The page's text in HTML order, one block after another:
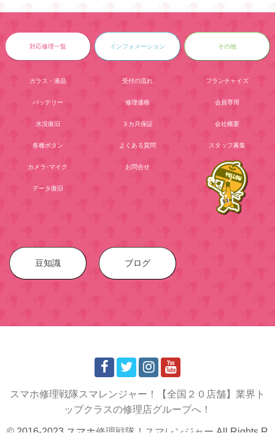
対応修理一覧
ガラス・液晶
バッテリー
水没復旧
各種ボタン
カメラ･マイク
データ復旧
インフォメーション
受付の流れ
修理価格
３カ月保証
よくある質問
お問合せ
その他
フランチャイズ
会員専用
会社概要
スタッフ募集
豆知識 ブログ
スマホ修理戦隊スマレンジャー！【全国２０店舗】業界ト
ップクラスの修理店グループへ！
© 2016-2023 スマホ修理戦隊！スマレンジャー All Rights R